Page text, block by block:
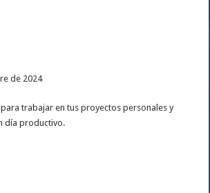
de 2024
trabajar en tus proyectos personales y
día productivo.